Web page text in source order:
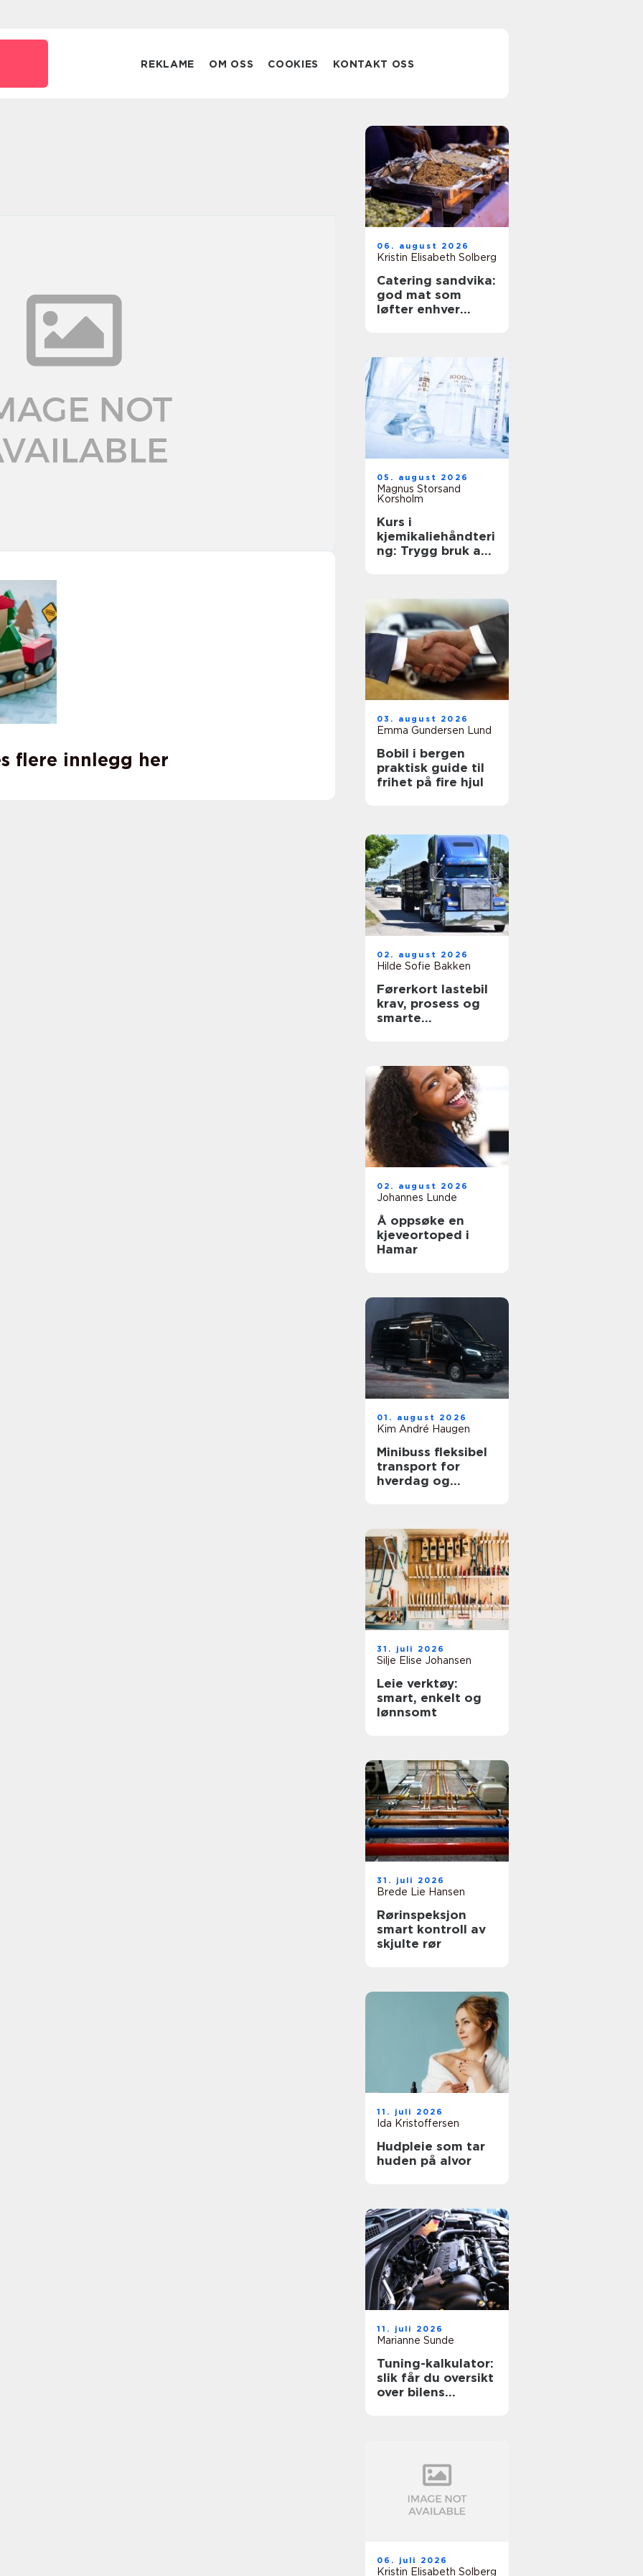
REKLAME OM OSS COOKIES KONTAKT OSS
flere innlegg her
06. august 2026
Kristin Elisabeth Solberg
Catering sandvika:
god mat som
løfter enhver
05. august 2026
Magnus Storsand
Korsholm
Kurs i
kjemikaliehåndteri
ng: Trygg bruk av
03. august 2026
Emma Gundersen Lund
Bobil i bergen
praktisk guide til
frihet på fire hjul
02. august 2026
Hilde Sofie Bakken
Førerkort lastebil
krav, prosess og
smarte
02. august 2026
Johannes Lunde
Å oppsøke en
kjeveortoped i
Hamar
01. august 2026
Kim André Haugen
Minibuss fleksibel
transport for
hverdag og
31. juli 2026
Silje Elise Johansen
Leie verktøy:
smart, enkelt og
lønnsomt
31. juli 2026
Brede Lie Hansen
Rørinspeksjon
smart kontroll av
skjulte rør
11. juli 2026
Ida Kristoffersen
Hudpleie som tar
huden på alvor
11. juli 2026
Marianne Sunde
Tuning-kalkulator:
slik får du oversikt
over bilens
06. juli 2026
Kristin Elisabeth Solberg